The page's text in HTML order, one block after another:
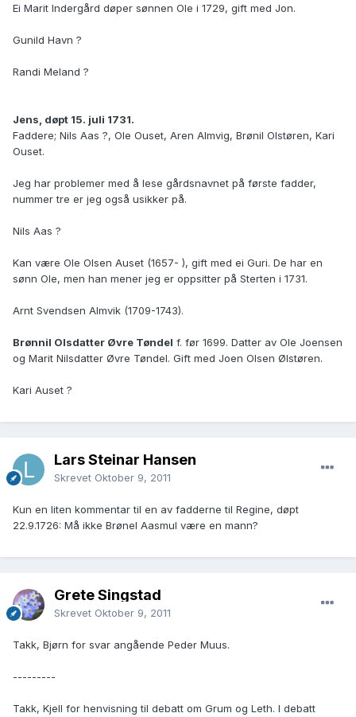
Ei Marit Indergård døper sønnen Ole i 1729, gift med Jon.
Gunild Havn ?
Randi Meland ?
Jens, døpt 15. juli 1731.
Faddere; Nils Aas ?, Ole Ouset, Aren Almvig, Brønil Olstøren, Kari
Ouset.
Jeg har problemer med å lese gårdsnavnet på første fadder,
nummer tre er jeg også usikker på.
Nils Aas ?
Kan være Ole Olsen Auset (1657- ), gift med ei Guri. De har en
sønn Ole, men han mener jeg er oppsitter på Sterten i 1731.
Arnt Svendsen Almvik (1709-1743).
Brønnil Olsdatter Øvre Tøndel f. før 1699. Datter av Ole Joensen
og Marit Nilsdatter Øvre Tøndel. Gift med Joen Olsen Ølstøren.
Kari Auset ?
Lars Steinar Hansen
Skrevet Oktober 9, 2011
Kun en liten kommentar til en av fadderne til Regine, døpt
22.9.1726: Må ikke Brønel Aasmul være en mann?
Grete Singstad
Skrevet Oktober 9, 2011
Takk, Bjørn for svar angående Peder Muus.
---------
Takk, Kjell for henvisning til debatt om Grum og Leth. I debatt